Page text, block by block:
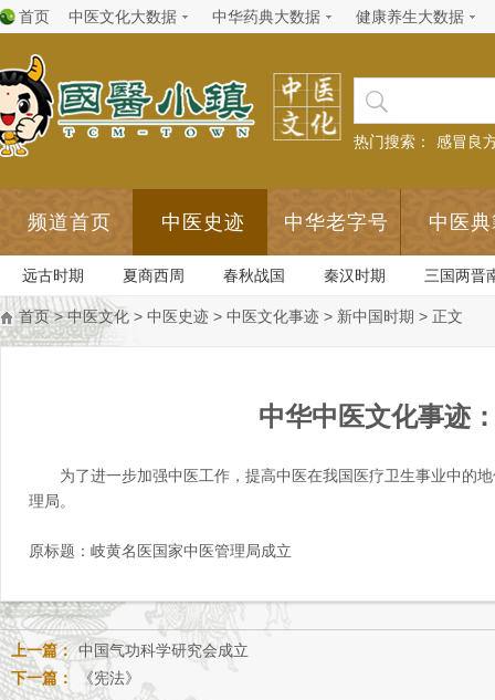
首页 中医文化大数据 中华药典大数据 健康养生大数据
热门搜索： 感冒良
频道首页 中医史迹 中华老字号 中医
远古时期 夏商西周 春秋战国 秦汉时期 三国两晋
首页>中医文化 > 中医史迹 > 中医文化事迹 > 新中国时期 > 正文
中华中医文化事迹
为了进一步加强中医工作，提高中医在我国医疗卫生事业中的
理局。
原标题： 岐黄名医国家中医管理局成立
上一篇： 中国气功科学研究会成立
下一篇：
《宪法》